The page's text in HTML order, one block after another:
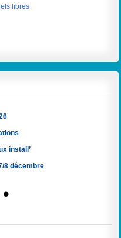
libres
install’
8 décembre
5